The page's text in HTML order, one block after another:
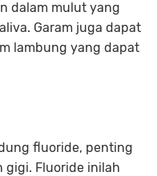
dalam mulut yang
Garam juga dapat
lambung yang dapat
fluoride, penting
gigi. Fluoride inilah